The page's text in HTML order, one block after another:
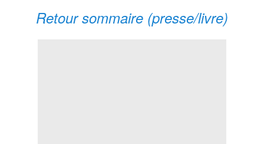
Retour sommaire (presse/livre)